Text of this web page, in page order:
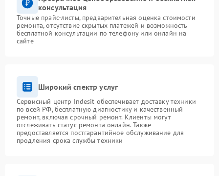
консультация
Точные прайс-листы, предварительная оценка стоимости
ремонта, отсутствие скрытых платежей и возможность
бесплатной консультации по телефону или онлайн на
сайте
Широкий спектр услуг
Сервисный центр Indesit обеспечивает доставку техники
по всей РФ, бесплатную диагностику и качественный
ремонт, включая срочный ремонт. Клиенты могут
отслеживать статус ремонта онлайн. Также
предоставляется постгарантийное обслуживание для
продления срока службы техники